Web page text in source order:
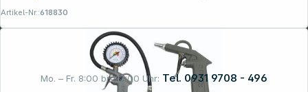
Mo. – Fr. 8:00 bis 17:00 Uhr: Tel. 0931 9708 - 496
Artikel-Nr.:618830